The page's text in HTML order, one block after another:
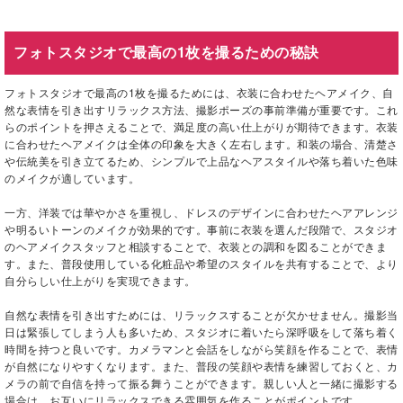
フォトスタジオで最高の1枚を撮るための秘訣
フォトスタジオで最高の1枚を撮るためには、衣装に合わせたヘアメイク、自
然な表情を引き出すリラックス方法、撮影ポーズの事前準備が重要です。これ
らのポイントを押さえることで、満足度の高い仕上がりが期待できます。衣装
に合わせたヘアメイクは全体の印象を大きく左右します。和装の場合、清楚さ
や伝統美を引き立てるため、シンプルで上品なヘアスタイルや落ち着いた色味
のメイクが適しています。
一方、洋装では華やかさを重視し、ドレスのデザインに合わせたヘアアレンジ
や明るいトーンのメイクが効果的です。事前に衣装を選んだ段階で、スタジオ
のヘアメイクスタッフと相談することで、衣装との調和を図ることができま
す。また、普段使用している化粧品や希望のスタイルを共有することで、より
自分らしい仕上がりを実現できます。
自然な表情を引き出すためには、リラックスすることが欠かせません。撮影当
日は緊張してしまう人も多いため、スタジオに着いたら深呼吸をして落ち着く
時間を持つと良いです。カメラマンと会話をしながら笑顔を作ることで、表情
が自然になりやすくなります。また、普段の笑顔や表情を練習しておくと、カ
メラの前で自信を持って振る舞うことができます。親しい人と一緒に撮影する
場合は、お互いにリラックスできる雰囲気を作ることがポイントです。